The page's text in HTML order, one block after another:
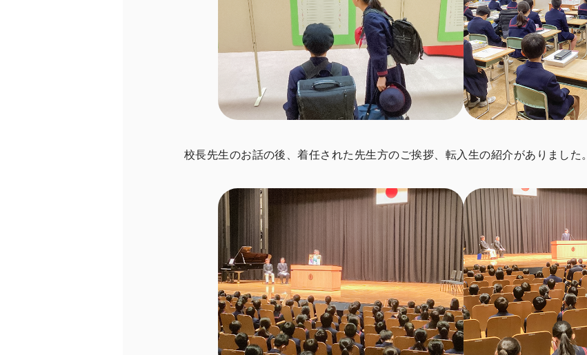
校長先生のお話の後、着任された先生方のご挨拶、転入生の紹介がありました。